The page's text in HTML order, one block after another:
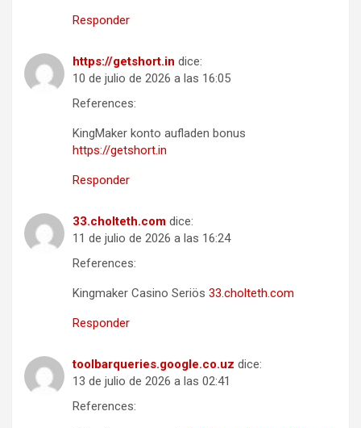
Responder
https://getshort.in dice:
10 de julio de 2026 a las 16:05
References:
KingMaker konto aufladen bonus
https://getshort.in
Responder
33.cholteth.com dice:
11 de julio de 2026 a las 16:24
References:
Kingmaker Casino Seriös 33.cholteth.com
Responder
toolbarqueries.google.co.uz dice:
13 de julio de 2026 a las 02:41
References: